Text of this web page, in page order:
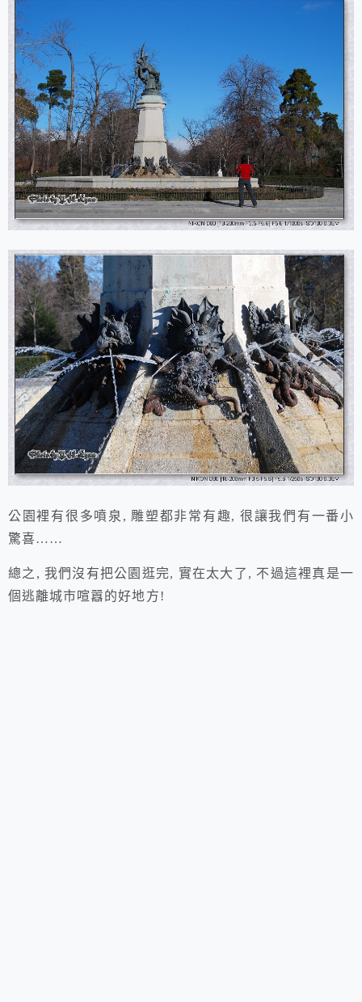
公園裡有很多噴泉, 雕塑都非常有趣, 很讓我們有一番小
驚喜……
總之, 我們沒有把公園逛完, 實在太大了, 不過這裡真是一
個逃離城市喧囂的好地方!